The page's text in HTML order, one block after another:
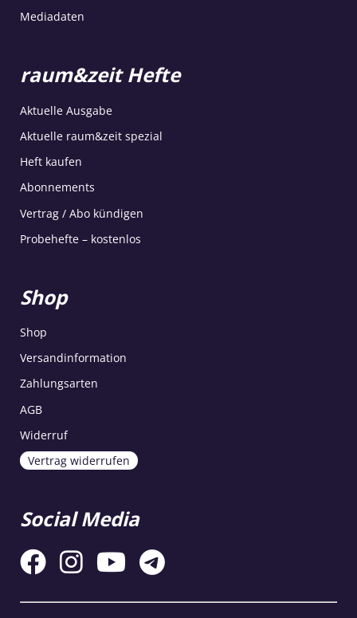
Mediadaten
raum&zeit Hefte
Aktuelle Ausgabe
Aktuelle raum&zeit spezial
Heft kaufen
Abonnements
Vertrag / Abo kündigen
Probehefte – kostenlos
Shop
Shop
Versandinformation
Zahlungsarten
AGB
Widerruf
Vertrag widerrufen
Social Media